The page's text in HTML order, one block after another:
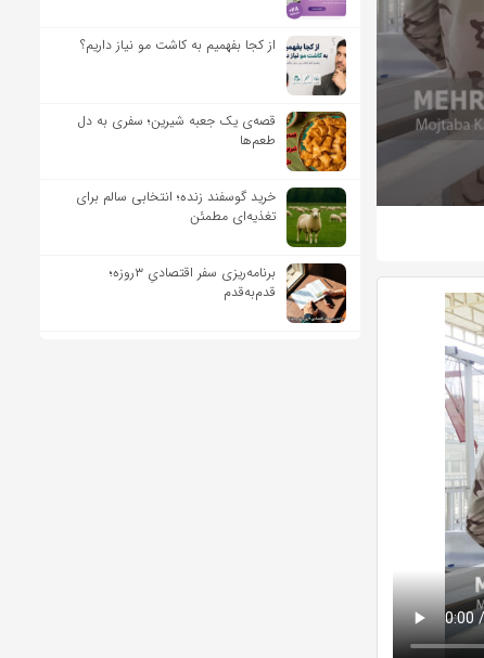
از کجا بفهمیم به کاشت مو نیاز داریم؟
قصه‌ی یک جعبه شیرین؛ سفری به دل
طعم‌ها
خرید گوسفند زنده؛ انتخابی سالم برای
تغذیه‌ای مطمئن
برنامه‌ریزی سفر اقتصادیِ ۳روزه؛
قدم‌به‌قدم